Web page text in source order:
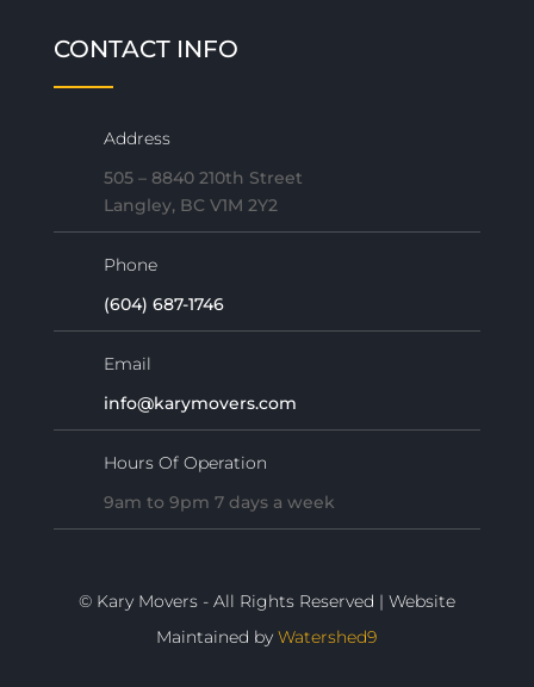
CONTACT INFO
Address
505 – 8840 210th Street
Langley, BC V1M 2Y2
Phone
(604) 687-1746
Email
info@karymovers.com
Hours Of Operation
9am to 9pm 7 days a week
© Kary Movers - All Rights Reserved | Website
Maintained byWatershed9